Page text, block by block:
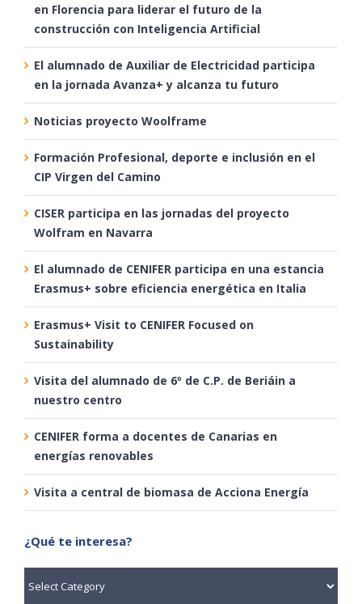
en Florencia para liderar el futuro de la
construcción con Inteligencia Artificial
El alumnado de Auxiliar de Electricidad participa
en la jornada Avanza+ y alcanza tu futuro
Noticias proyecto Woolframe
Formación Profesional, deporte e inclusión en el
CIP Virgen del Camino
CISER participa en las jornadas del proyecto
Wolfram en Navarra
El alumnado de CENIFER participa en una estancia
Erasmus+ sobre eficiencia energética en Italia
Erasmus+ Visit to CENIFER Focused on
Sustainability
Visita del alumnado de 6º de C.P. de Beriáin a
nuestro centro
CENIFER forma a docentes de Canarias en
energías renovables
Visita a central de biomasa de Acciona Energía
¿Qué te interesa?
te